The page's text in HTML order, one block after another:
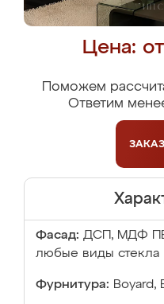
Цена:
Поможем
Ответим
Фасад: ДСП, МДФ
любые виды стекла
Фурнитура: Boyard,